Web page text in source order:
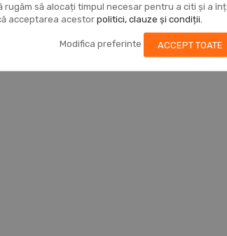
să alocați timpul necesar pentru a citi și a
acceptarea acestor politici, clauze și condiții.
Modifica preferinte ACCEPT TOATE